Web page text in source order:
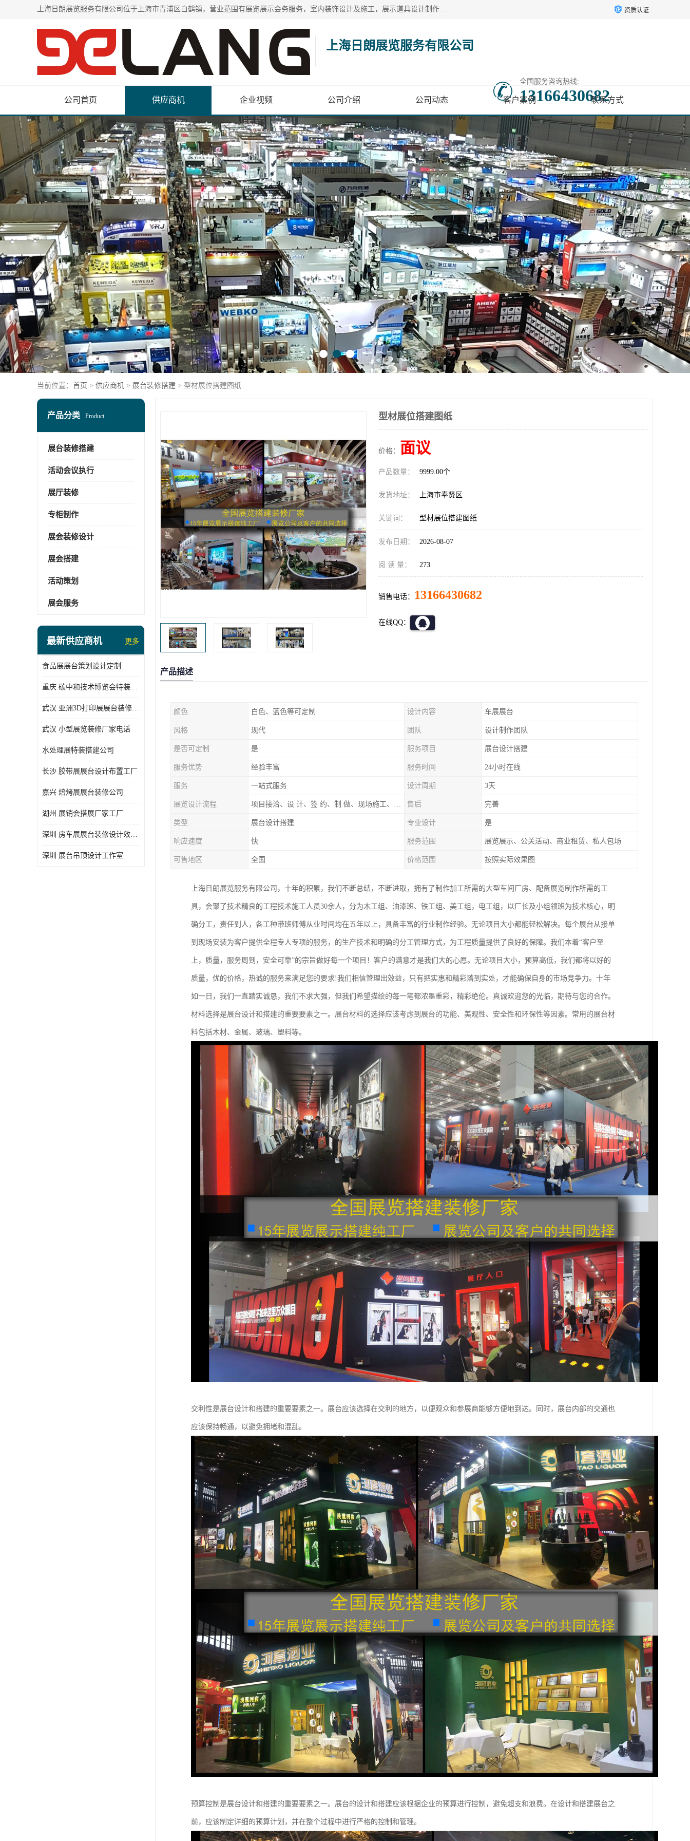
上海日朗展览服务有限公司位于上海市青浦区白鹤镇，营业范围有展览展示会务服务，室内装饰设计及施工，展示道具设计制作，舞台设计，图文设计，灯箱制作，园林绿化工程，广告装潢材料，建筑材料，办公用品，工艺礼品日用百货销售。 资质认证
上海日朗展览服务有限公司
全国服务咨询热线:
13166430682
公司首页 供应商机 企业视频 公司介绍 公司动态 客户案例 联系方式
当前位置： 首页 > 供应商机 > 展台装修搭建 > 型材展位搭建图纸
产品分类 Product
展台装修搭建
活动会议执行
展厅装修
专柜制作
展会装修设计
展会搭建
活动策划
展会服务
最新供应商机 更多
食品展展台策划设计定制
重庆 碳中和技术博览会特装展台搭建供应商
武汉 亚洲3D打印展展台装修定制
武汉 小型展览装修厂家电话
水处理展特装搭建公司
长沙 胶带展展台设计布置工厂
嘉兴 焙烤展展台装修公司
湖州 展销会搭展厂家工厂
深圳 房车展展台装修设计效果图
深圳 展台吊顶设计工作室
型材展位搭建图纸
价格： 面议
产品数量： 9999.00个
发货地址： 上海市奉贤区
关键词： 型材展位搭建图纸
发布日期： 2026-08-07
阅 读 量： 273
销售电话： 13166430682
在线QQ：
产品描述
颜色 白色、蓝色等可定制 设计内容 车展展台
风格 现代 团队 设计制作团队
是否可定制 是 服务项目 展台设计搭建
服务优势 经验丰富 服务时间 24小时在线
服务 一站式服务 设计周期 3天
展览设计流程 项目接洽、设 计、签 约、制 做、现场施工、展期服务、后续跟踪 售后 完善
类型 展台设计搭建 专业设计 是
响应速度 快 服务范围 展览展示、公关活动、商业租赁、私人包场
可售地区 全国 价格范围 按照实际效果图
上海日朗展览服务有限公司，十年的积累，我们不断总结，不断进取，拥有了制作加工所需的大型车间厂房、配备展览制作所需的工
具，会聚了技术精良的工程技术施工人员30余人，分为木工组、油漆班、铁工组、美工组，电工组，以厂长及小组领班为技术核心，明
确分工，责任到人，各工种带班师傅从业时间均在五年以上，具备丰富的行业制作经验。无论项目大小都能轻松解决。每个展台从接单
到现场安装为客户提供全程专人专项的服务，的生产技术和明确的分工管理方式，为工程质量提供了良好的保障。我们本着“客户至
上，质量，服务周到，安全可靠”的宗旨做好每一个项目！客户的满意才是我们大的心愿。无论项目大小，预算高低，我们都将以好的
质量，优的价格，热诚的服务来满足您的要求!我们相信管理出效益，只有把实惠和精彩落到实处，才能确保自身的市场竞争力。十年
如一日，我们一直踏实诚恳，我们不求大强，但我们希望描绘的每一笔都浓墨重彩，精彩绝伦。真诚欢迎您的光临，期待与您的合作。
材料选择是展台设计和搭建的重要要素之一。展台材料的选择应该考虑到展台的功能、美观性、安全性和环保性等因素。常用的展台材
料包括木材、金属、玻璃、塑料等。
交利性是展台设计和搭建的重要要素之一。展台应该选择在交利的地方，以便观众和参展商能够方便地到达。同时，展台内部的交通也
应该保持畅通，以避免拥堵和混乱。
预算控制是展台设计和搭建的重要要素之一。展台的设计和搭建应该根据企业的预算进行控制，避免超支和浪费。在设计和搭建展台之
前，应该制定详细的预算计划，并在整个过程中进行严格的控制和管理。